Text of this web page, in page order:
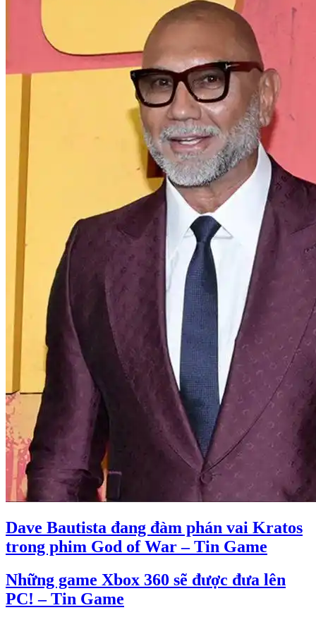
Dave Bautista đang đàm phán vai Kratos
trong phim God of War – Tin Game
Những game Xbox 360 sẽ được đưa lên
PC! – Tin Game